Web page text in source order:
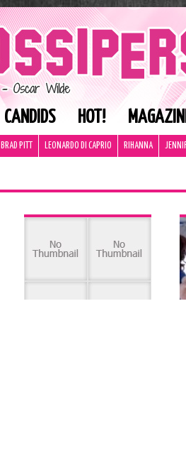
CANDIDS HOT!
BRAD PITT LEONARDO DI CAPRIO RIHANNA